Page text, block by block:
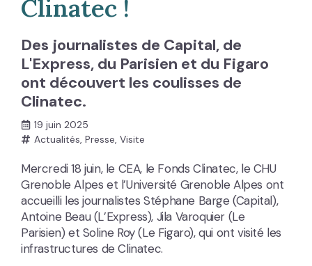
Clinatec !
Des journalistes de Capital, de
L'Express, du Parisien et du Figaro
ont découvert les coulisses de
Clinatec.
19 juin 2025
Actualités, Presse, Visite
Mercredi 18 juin, le CEA, le Fonds Clinatec, le CHU
Grenoble Alpes et l’Université Grenoble Alpes ont
accueilli les journalistes Stéphane Barge (Capital),
Antoine Beau (L’Express), Jila Varoquier (Le
Parisien) et Soline Roy (Le Figaro), qui ont visité les
infrastructures de Clinatec.